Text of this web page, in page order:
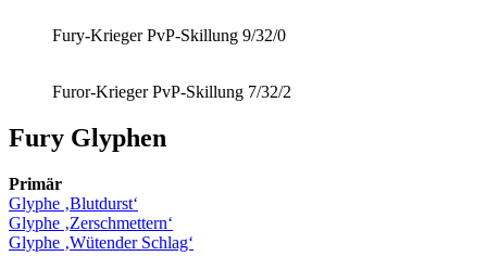
(WoW
Fury-Krieger PvP-Skillung 9/32/0
Furor-Krieger PvP-Skillung 7/32/2
Fury Glyphen
Primär
Glyphe ‚Blutdurst‘
Glyphe ‚Zerschmettern‘
Glyphe ‚Wütender Schlag‘